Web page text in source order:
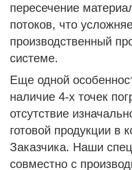
пересечение
потоков, что
производственный
системе.
Еще одной
наличие 4-х точек
отсутствие
готовой продукции в
Заказчика. Наши
совместно с